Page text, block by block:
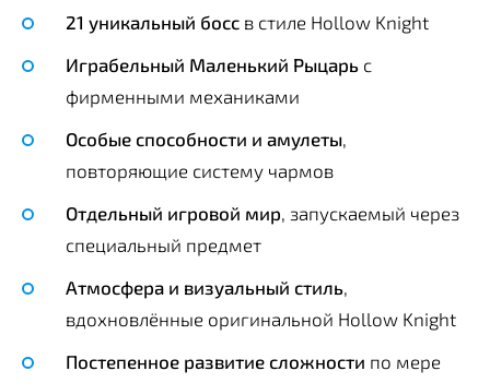
21 уникальный босс в стиле Hollow Knight
Играбельный Маленький Рыцарь с
фирменными механиками
Особые способности и амулеты
повторяющие систему чармов
Отдельный игровой мир , запускаемый через
специальный предмет
Атмосфера и визуальный стиль
вдохновлённые оригинальной Hollow Knight
Постепенное развитие сложности по мере